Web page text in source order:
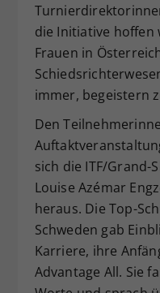
die Initiative hoffen
Frauen in
immer, begeistern
Den
sich die ITF/Grand-
Louise Azémar
heraus. Die Top-
Schweden gab
Karriere, ihre
Advantage All. Sie